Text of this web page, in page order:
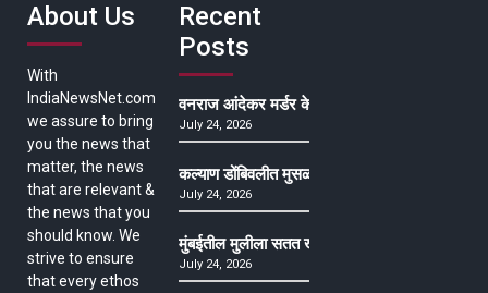
About Us
With
IndiaNewsNet.com
we assure to bring
you the news that
matter, the news
that are relevant &
the news that you
should know. We
strive to ensure
that every ethos
Recent
Posts
वनराज आंदेकर मर्डर केसमधील साक्षीदाराची हत्या,
July 24, 2026
कल्याण डोंबिवलीत मुसळधार ते अतिमुसळधार पाऊस,
July 24, 2026
मुंबईतील मुलीला सतत खोकला अन् ताप, ७ वर्षे उपचार
July 24, 2026